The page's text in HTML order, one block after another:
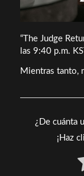
“The Judge
las 9:40 p.m.
Mientras tanto,
¿De cuánta
¡Haz